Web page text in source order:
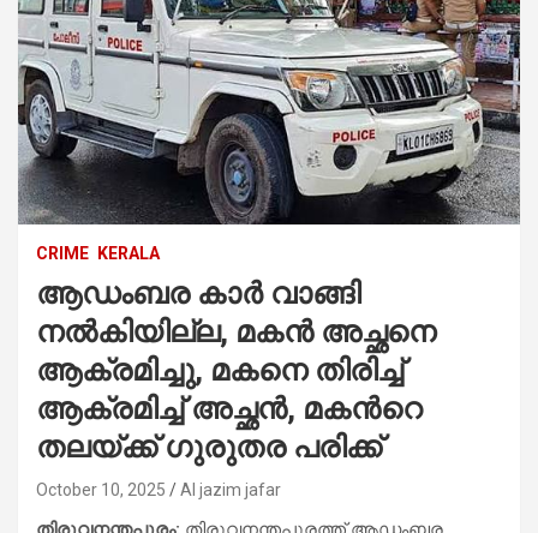
CRIME KERALA
ആഡംബര കാര്‍ വാങ്ങി
നൽകിയില്ല, മകൻ അച്ഛനെ
ആക്രമിച്ചു, മകനെ തിരിച്ച്
ആക്രമിച്ച് അച്ഛൻ, മകന്‍റെ
തലയ്ക്ക് ഗുരുതര പരിക്ക്
October 10, 2025 Al jazim jafar